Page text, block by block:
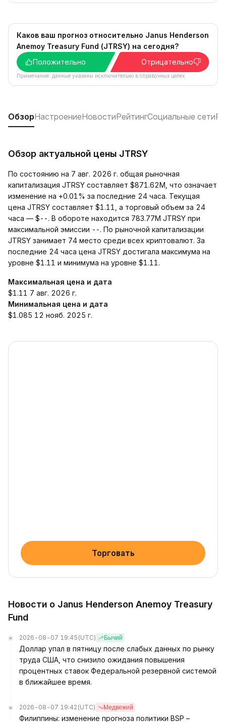
Каков ваш прогноз относительно Janus Henderson
Anemoy Treasury Fund (JTRSY) на сегодня?
Положительно
Отрицательно
Примечание: данные указаны исключительно в справочных целях.
ОбзорНастроениеНовостиРейтингСоциальные сети
Обзор актуальной цены JTRSY
По состоянию на 7 авг. 2026 г. общая рыночная
капитализация JTRSY составляет $871.62M, что означает
изменение на +0.01% за последние 24 часа. Текущая
цена JTRSY составляет $1.11, а торговый объем за 24
часа — $--. В обороте находится 783.77M JTRSY при
максимальной эмиссии --. По рыночной капитализации
JTRSY занимает 74 место среди всех криптовалют. За
последние 24 часа цена JTRSY достигала максимума на
уровне $1.11 и минимума на уровне $1.11.
Максимальная цена и дата
$1.11 7 авг. 2026 г.
Минимальная цена и дата
$1.085 12 нояб. 2025 г.
Торговать
Новости о Janus Henderson Anemoy Treasury
Fund
2026-08-07 19:45 (UTC) Бычий
Доллар упал в пятницу после слабых данных по рынку
труда США, что снизило ожидания повышения
процентных ставок Федеральной резервной системой
в ближайшее время.
2026-08-07 19:42 (UTC) Медвежий
Филиппины: изменение прогноза политики BSP –